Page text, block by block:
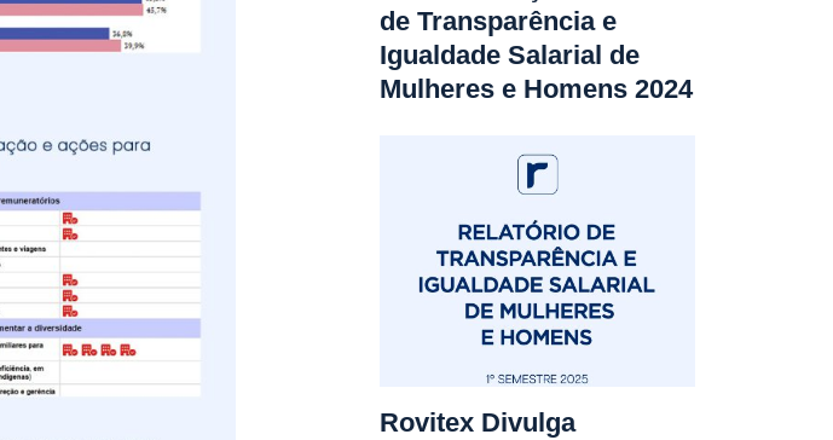
de Transparência e
Igualdade Salarial de
Mulheres e Homens 2024
Rovitex Divulga